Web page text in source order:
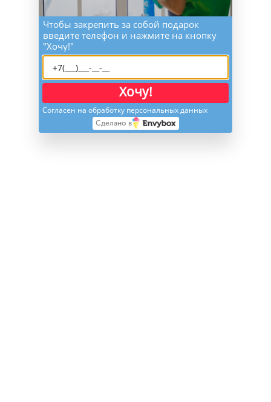
Чтобы закрепить за собой подарок
введите телефон и нажмите на кнопку
"Хочу!"
Хочу!
Согласен на обработку персональных данных
Сделано в